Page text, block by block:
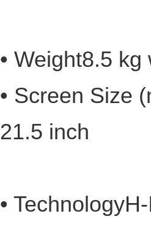
• Weight8.5
• Screen Size
21.5 inch
•